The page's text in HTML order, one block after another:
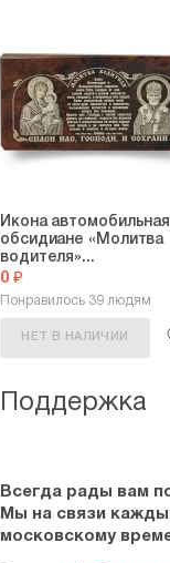
Икона
обсидиане «Молитва
водителя»...
0 ₽
Понравилось 39 людям
НЕТ В НАЛИЧИИ
Поддержка
Всегда рады вам
Мы на связи
московскому